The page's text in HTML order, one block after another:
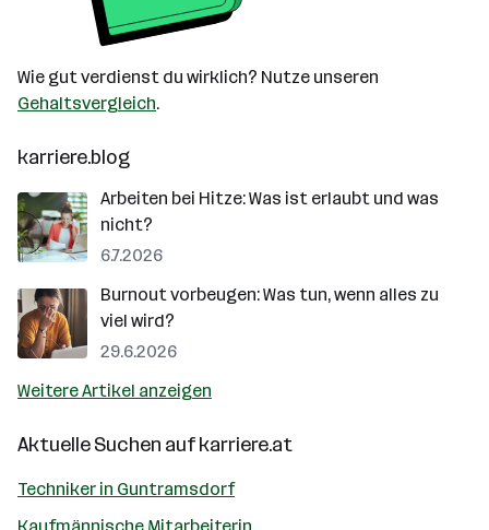
Wie gut verdienst du wirklich? Nutze unseren
Gehaltsvergleich.
karriere.blog
Arbeiten bei Hitze: Was ist erlaubt und was
nicht?
6.7.2026
Burnout vorbeugen: Was tun, wenn alles zu
viel wird?
29.6.2026
Weitere Artikel anzeigen
Aktuelle Suchen aufkarriere.at
Techniker in Guntramsdorf